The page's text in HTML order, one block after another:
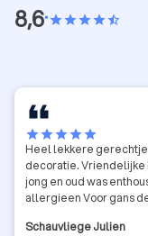
8,6•starstarstarstarstar_half
starstarstarstarstar
Heel lekkere
decoratie. Vriendelijke
jong en oud was
allergieen Voor gans
Schauvliege Julien